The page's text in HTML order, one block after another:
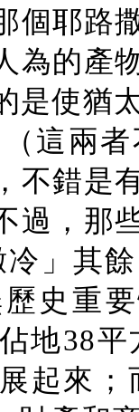
個耶路
為的產
是使猶
這兩
不錯
，那
」其
史重
地38
起來